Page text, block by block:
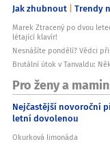
Jak zhubnout Trendy
Marek Ztracený po dvou
létající klavír!
Nesnášíte pondělí? Vědci
Brutální útok v Tanvaldu:
Pro ženy a
Nejčastější novoroční
letní dovolenou
Okurková limonáda